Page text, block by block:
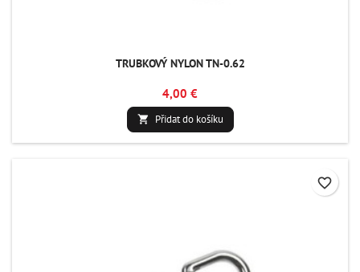
TRUBKOVÝ NYLON TN-0.62
4,00 €
 Přidat do košíku
favorite_border